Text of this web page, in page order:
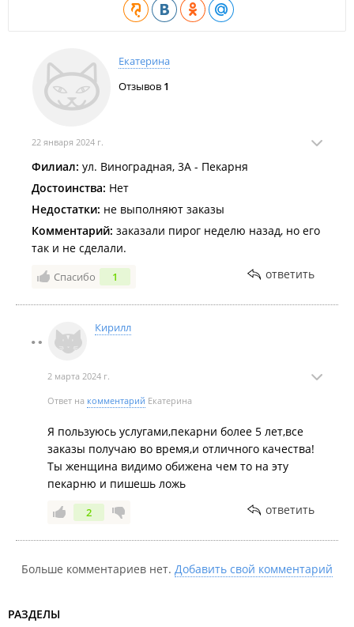
Екатерина
Отзывов 1
22 января 2024 г.
Филиал: ул. Виноградная, 3А - Пекарня
Достоинства: Нет
Недостатки: не выполняют заказы
Комментарий: заказали пирог неделю назад, но его
так и не сделали.
Спасибо 1 ответить
Кирилл
2 марта 2024 г.
Ответ на комментарий Екатерина
Я пользуюсь услугами,пекарни более 5 лет,все
заказы получаю во время,и отличного качества!
Ты женщина видимо обижена чем то на эту
пекарню и пишешь ложь
2 ответить
Больше комментариев нет. Добавить свой комментарий
РАЗДЕЛЫ